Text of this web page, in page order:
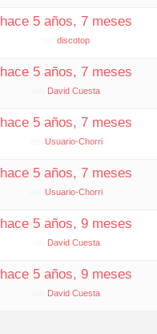
hace 5 años, 7 meses
discotop
hace 5 años, 7 meses
David Cuesta
hace 5 años, 7 meses
Usuario-Chorri
hace 5 años, 7 meses
Usuario-Chorri
hace 5 años, 9 meses
David Cuesta
hace 5 años, 9 meses
David Cuesta